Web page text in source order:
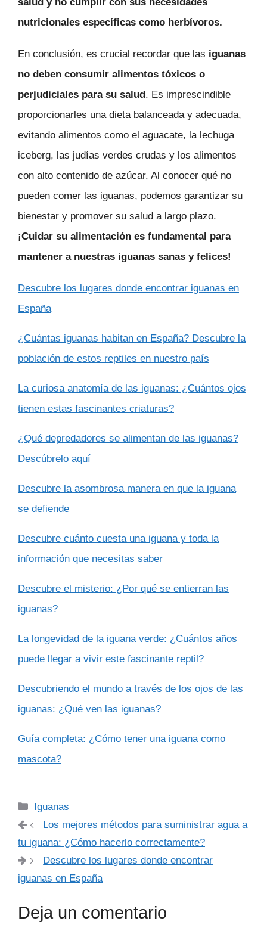
nutricionales específicas como herbívoros.
En conclusión, es crucial recordar que las iguanas
no deben consumir alimentos tóxicos o
perjudiciales para su salud. Es imprescindible
proporcionarles una dieta balanceada y adecuada,
evitando alimentos como el aguacate, la lechuga
iceberg, las judías verdes crudas y los alimentos
con alto contenido de azúcar. Al conocer qué no
pueden comer las iguanas, podemos garantizar su
bienestar y promover su salud a largo plazo.
¡Cuidar su alimentación es fundamental para
mantener a nuestras iguanas sanas y felices!
Descubre los lugares donde encontrar iguanas en
España
¿Cuántas iguanas habitan en España? Descubre la
población de estos reptiles en nuestro país
La curiosa anatomía de las iguanas: ¿Cuántos ojos
tienen estas fascinantes criaturas?
¿Qué depredadores se alimentan de las iguanas?
Descúbrelo aquí
Descubre la asombrosa manera en que la iguana
se defiende
Descubre cuánto cuesta una iguana y toda la
información que necesitas saber
Descubre el misterio: ¿Por qué se entierran las
iguanas?
La longevidad de la iguana verde: ¿Cuántos años
puede llegar a vivir este fascinante reptil?
Descubriendo el mundo a través de los ojos de las
iguanas: ¿Qué ven las iguanas?
Guía completa: ¿Cómo tener una iguana como
mascota?
Categorías
Iguanas
Los mejores métodos para suministrar agua a
tu iguana: ¿Cómo hacerlo correctamente?
Descubre los lugares donde encontrar
iguanas en España
Deja un comentario